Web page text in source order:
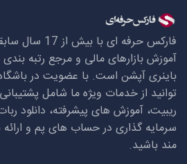
فارکس حرفه ای
آموزش بازارهای مالی و مرجع رتبه
باینری آپشن است. با عضویت در
توانید از خدمات ویژه ما شامل
ریبیت، آموزش های پیشرفته، دانلود
سرمایه گذاری در حساب های پم و
مند باشید.